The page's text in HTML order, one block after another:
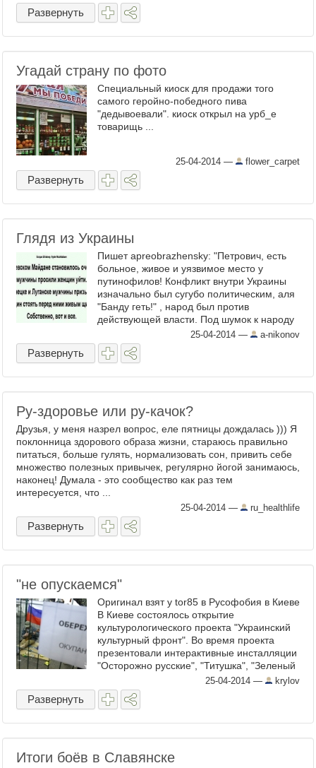
Развернуть
Угадай страну по фото
Специальный киоск для продажи того
самого геройно-победного пива
"дедывоевали". киоск открыл на урб_е
товарищь ...
25-04-2014 — flower_carpet
Развернуть
Глядя из Украины
Пишет apreobrazhensky: "Петрович, есть
больное, живое и уязвимое место у
путинофилов! Конфликт внутри Украины
изначально был сугубо политическим, аля
"Банду геть!" , народ был против
действующей власти. Под шумок к народу
присоединились партии
Свобода,Батькивщина и Удар. Кстати, то
что ...
25-04-2014 — a-nikonov
Развернуть
Ру-здоровье или ру-качок?
Друзья, у меня назрел вопрос, еле пятницы дождалась ))) Я
поклонница здорового образа жизни, стараюсь правильно
питаться, больше гулять, нормализовать сон, привить себе
множество полезных привычек, регулярно йогой занимаюсь,
наконец! Думала - это сообщество как раз тем
интересуется, что ...
25-04-2014 — ru_healthlife
Развернуть
"не опускаемся"
Оригинал взят у tor85 в Русофобия в Киеве
В Киеве состоялось открытие
культурологического проекта "Украинский
культурный фронт". Во время проекта
презентовали интерактивные инсталляции
"Осторожно русские", "Титушка", "Зеленый
человечек", и "Георгиевский кавалер".
Активисты ...
25-04-2014 — krylov
Развернуть
Итоги боёв в Славянске